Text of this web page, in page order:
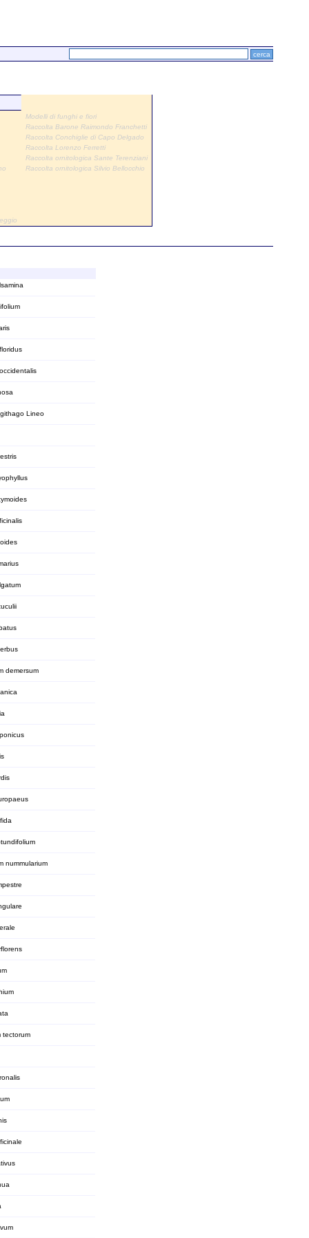
Modelli di funghi e fiori
Raccolta Barone Raimondo Franchetti
Raccolta Conchiglie di Capo Delgado
Raccolta Lorenzo Ferretti
Raccolta ornitologica Sante Terenziani
Raccolta ornitologica Silvio Bellocchio
Lineo
demersum
nummularium
tectorum